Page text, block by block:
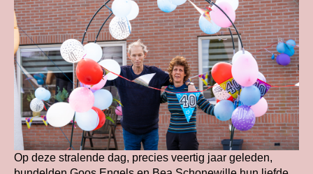
Op deze stralende dag, precies veertig jaar geleden,